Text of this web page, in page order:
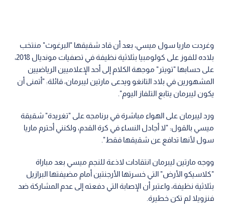
وغردت ماريا سول ميسي، بعد أن قاد شقيقها "البرغوث" منتخب
بلاده للفوز على كولومبيا بثلاثية نظيفة في تصفيات مونديال 2018،
على حسابها "تويتر" موجهة الكلام إلى أحد الإعلاميين الرياضيين
المشهورين في بلاد التانغو ويدعى مارتين ليبرمان، قائلة: "أتمنى أن
يكون ليبرمان يتابع التلفاز اليوم".
ورد ليبرمان على الهواء مباشرة في برنامجه على "تغريدة" شقيقة
ميسي بالقول: "لا أجادل النساء في كرة القدم، ولكنني أحترم ماريا
سول لأنها تدافع عن شقيقها فقط".
ووجه مارتين ليبرمان انتقادات لاذعة للنجم ميسي بعد مباراة
"كلاسيكو الأرض" التي خسرتها الأرجنتين أمام مضيفتها البرازيل
بثلاثية نظيفة، واعتبر أن الإصابة التي دفعته إلى عدم المشاركة ضد
فنزويلا لم تكن خطيرة.